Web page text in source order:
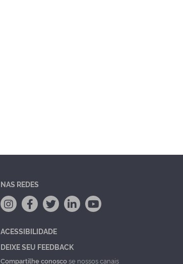
NAS REDES
ACESSIBILIDADE
DEIXE SEU FEEDBACK
Compartilhe conoscose nossos canais